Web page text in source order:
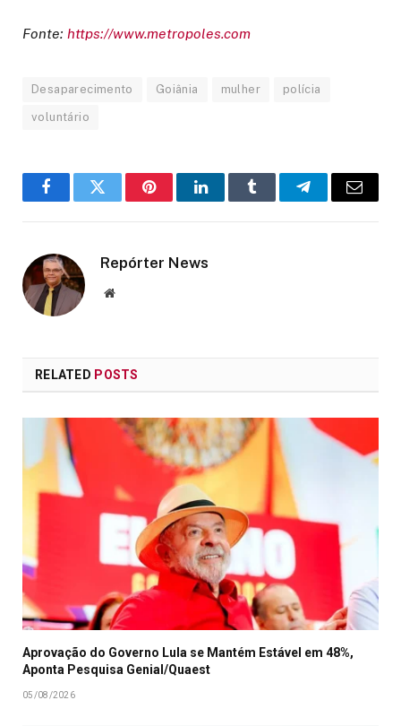
Fonte: https://www.metropoles.com
Desaparecimento Goiânia mulher polícia
voluntário
FacebookTwitter PinterestLinkedInTumblr TelegramEmail
Repórter News
Website
RELATED POSTS
Aprovação do Governo Lula se Mantém Estável em 48%,
Aponta Pesquisa Genial/Quaest
05/08/2026